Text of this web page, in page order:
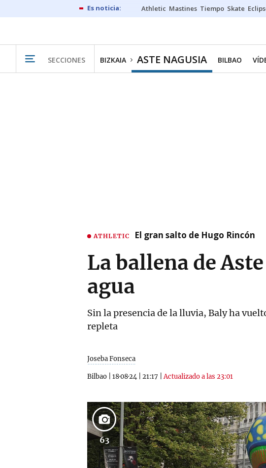
Athletic Mastines Tiempo Skate
SECCIONES BIZKAIA ASTE NAGUSIA BILBAO
ATHLETIC El gran salto de Hugo Rincón
La ballena de
agua
Sin la presencia de la lluvia, Baly ha
repleta
Joseba Fonseca
Bilbao 18·08·24 21:17 |Actualizado a las 23:01
63